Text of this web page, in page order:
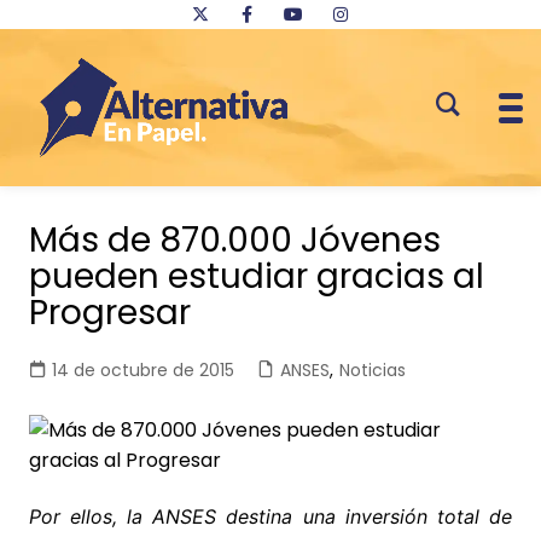
contenido
Más de 870.000 Jóvenes
pueden estudiar gracias al
Progresar
14 de octubre de 2015 ANSES, Noticias
Por ellos, la ANSES destina una inversión total de